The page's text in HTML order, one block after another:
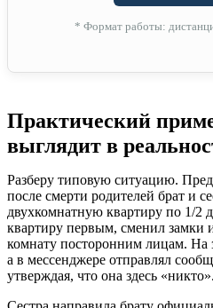
* Формат работы:
Практический
выглядит в
Разберу типовую ситуацию.
после смерти родителей брат и
двухкомнатную квартиру по 1/2
квартиру первым, сменил замки
комнату посторонним лицам. На
а в мессенджере отправлял
утверждая, что она здесь «никто».